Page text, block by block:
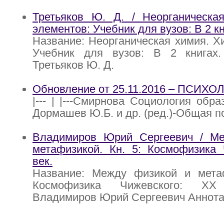
Третьяков Ю. Д. /
элементов: Учебник для вузов: В 2
Название: Неорганическая химия.
Учебник для вузов: В 2
Третьяков Ю. Д.
Обновление от 25.11.2016 –
|--- | |---Смирнова Социология
Дормашев Ю.Б. и др. (ред.)-Общая
Владимиров Юрий Сергеевич /
метафизикой. Кн. 5: Космофизика
век.
Название: Между физикой и
Космофизика Чижевского:
Владимиров Юрий Сергеевич